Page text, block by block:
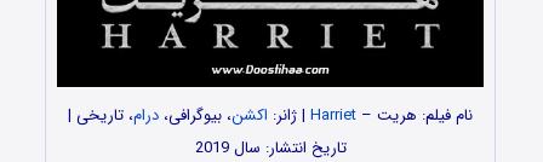
نام فیلم: هریت – Harriet | ژانر: اکشن، بیوگرافی، درام، تاریخی |
تاریخ انتشار: سال 2019